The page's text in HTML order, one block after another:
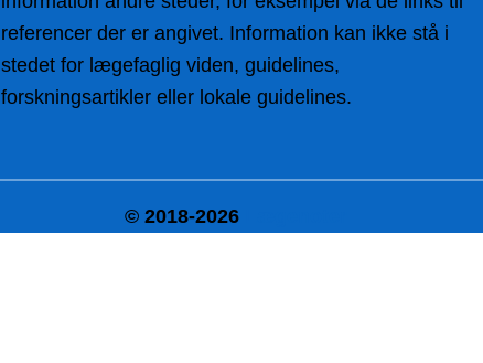
referencer der er angivet. Information kan ikke stå i
stedet for lægefaglig viden, guidelines,
forskningsartikler eller lokale guidelines.
© 2018-2026